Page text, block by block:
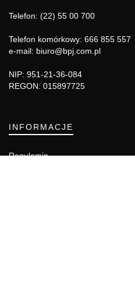
Telefon: (22) 55 00 700
Telefon komórkowy: 666 855 557
e-mail: biuro@bpj.com.pl
NIP: 951-21-36-084
REGON: 015897725
INFORMACJE
Regulamin